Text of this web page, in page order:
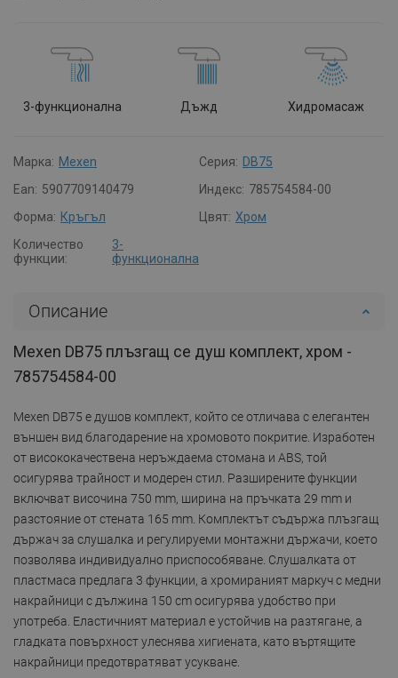
3-функционална Дъжд Хидромасаж
Марка: Mexen Серия: DB75
Ean: 5907709140479 Индекс: 785754584-00
Форма: Кръгъл Цвят: Хром
Количество
функции:
3-
функционална
Описание
Mexen DB75 плъзгащ се душ комплект, хром -
785754584-00
Mexen DB75 е душов комплект, който се отличава с елегантен
външен вид благодарение на хромовото покритие. Изработен
от висококачествена неръждаема стомана и ABS, той
осигурява трайност и модерен стил. Разширените функции
включват височина 750 mm, ширина на пръчката 29 mm и
разстояние от стената 165 mm. Комплектът съдържа плъзгащ
държач за слушалка и регулируеми монтажни държачи, което
позволява индивидуално приспособяване. Слушалката от
пластмаса предлага 3 функции, а хромираният маркуч с медни
накрайници с дължина 150 cm осигурява удобство при
употреба. Еластичният материал е устойчив на разтягане, а
гладката повърхност улеснява хигиената, като въртящите
накрайници предотвратяват усукване.